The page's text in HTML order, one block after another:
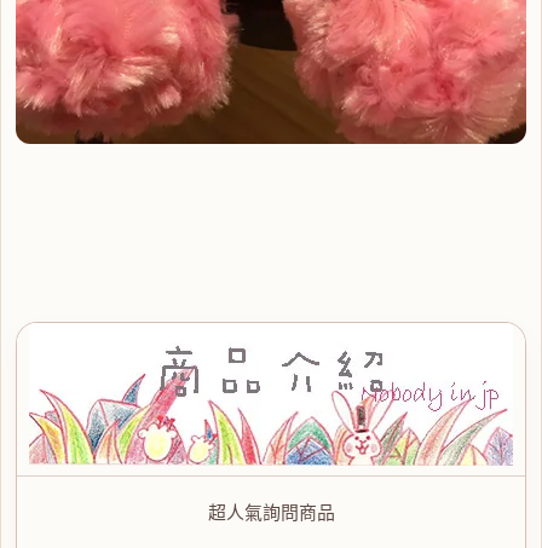
超人氣詢問商品